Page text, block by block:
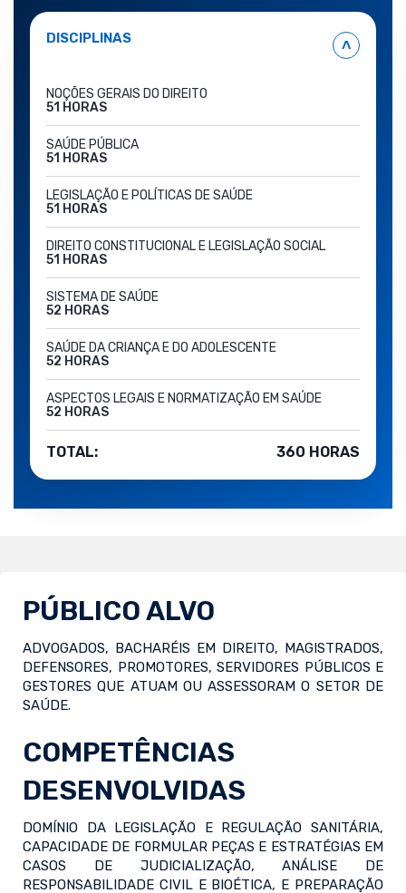
DISCIPLINAS ˄
NOÇÕES GERAIS DO DIREITO
51 HORAS
SAÚDE PÚBLICA
51 HORAS
LEGISLAÇÃO E POLÍTICAS DE SAÚDE
51 HORAS
DIREITO CONSTITUCIONAL E LEGISLAÇÃO SOCIAL
51 HORAS
SISTEMA DE SAÚDE
52 HORAS
SAÚDE DA CRIANÇA E DO ADOLESCENTE
52 HORAS
ASPECTOS LEGAIS E NORMATIZAÇÃO EM SAÚDE
52 HORAS
TOTAL: 360 HORAS
PÚBLICO ALVO
ADVOGADOS, BACHARÉIS EM DIREITO, MAGISTRADOS,
DEFENSORES, PROMOTORES, SERVIDORES PÚBLICOS E
GESTORES QUE ATUAM OU ASSESSORAM O SETOR DE
SAÚDE.
COMPETÊNCIAS
DESENVOLVIDAS
DOMÍNIO DA LEGISLAÇÃO E REGULAÇÃO SANITÁRIA,
CAPACIDADE DE FORMULAR PEÇAS E ESTRATÉGIAS EM
CASOS DE JUDICIALIZAÇÃO, ANÁLISE DE
RESPONSABILIDADE CIVIL E BIOÉTICA, E PREPARAÇÃO